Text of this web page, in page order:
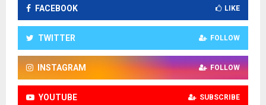
FACEBOOK LIKE
TWITTER FOLLOW
INSTAGRAM FOLLOW
YOUTUBE SUBSCRIBE